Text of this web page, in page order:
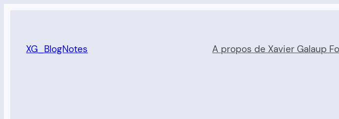
contenu
XG_BlogNotes A propos de Xavier Galaup